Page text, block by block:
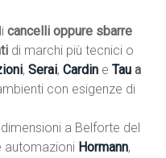
cancelli oppure sbarre
di marchi più tecnici o
,Serai,Cardin eTau a
con esigenze di
a Belforte del
automazioni Hormann,